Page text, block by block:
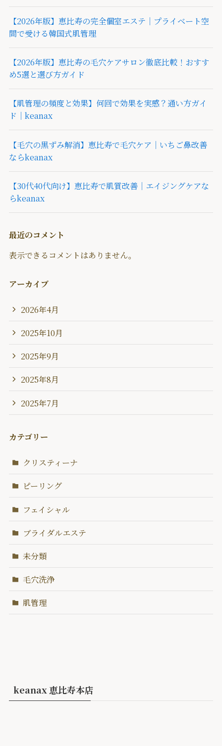
【2026年版】恵比寿の完全個室エステ｜プライベート空
間で受ける韓国式肌管理
【2026年版】恵比寿の毛穴ケアサロン徹底比較！おすす
め5選と選び方ガイド
【肌管理の頻度と効果】何回で効果を実感？通い方ガイ
ド｜keanax
【毛穴の黒ずみ解消】恵比寿で毛穴ケア｜いちご鼻改善
ならkeanax
【30代40代向け】恵比寿で肌質改善｜エイジングケアな
らkeanax
最近のコメント
表示できるコメントはありません。
アーカイブ
2026年4月
2025年10月
2025年9月
2025年8月
2025年7月
カテゴリー
クリスティーナ
ピーリング
フェイシャル
ブライダルエステ
未分類
毛穴洗浄
肌管理
keanax 恵比寿本店